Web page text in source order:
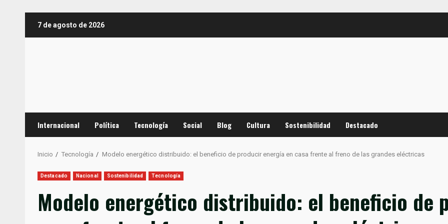
7 de agosto de 2026
Internacional Política Tecnología Social Blog Cultura Sostenibilidad Destacado
Inicio Tecnología Modelo energético distribuido: el beneficio de producir energía en casa frente al freno de las grandes eléctricas
Destacado Nacional Sostenibilidad Tecnología
Modelo energético distribuido: el beneficio de